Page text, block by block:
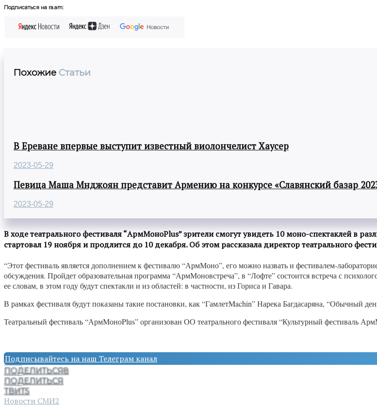
Подписаться на ra.am:
Похожие Статьи
В Ереване впервые выступит известный виолончелист Хаусер
2023-05-29
Певица Маша Мнджоян представит Армению на конкурсе «Славянский базар
2023-05-29
В ходе театрального фестиваля “АрмМоноPlus” зрители смогут увидеть 10 моно-спектаклей в
стартовал 19 ноября и продлится до 10 декабря. Об этом рассказала директор театрального
“Этот фестиваль является дополнением к фестивалю “АрмМоно”, его можно назвать и фестивалем-
обсуждения. Пройдет образовательная программа “АрмМоновстреча”, в “Лофте” состоится встреча с
ее словам, в этом году будут спектакли и из областей: в частности, из Гориса и Гавара.
В рамках фестиваля будут показаны такие постановки, как “ГамлетMachin” Нарека Багдасаряна, “Обычный
Театральный фестиваль “АрмМоноPlus” организован ОО театрального фестиваля “Культурный фестиваль
Подписывайтесь на наш Телеграм канал
ПОДЕЛИТЬСЯ8
ПОДЕЛИТЬСЯ
ТВИТ5
Новости СМИ2